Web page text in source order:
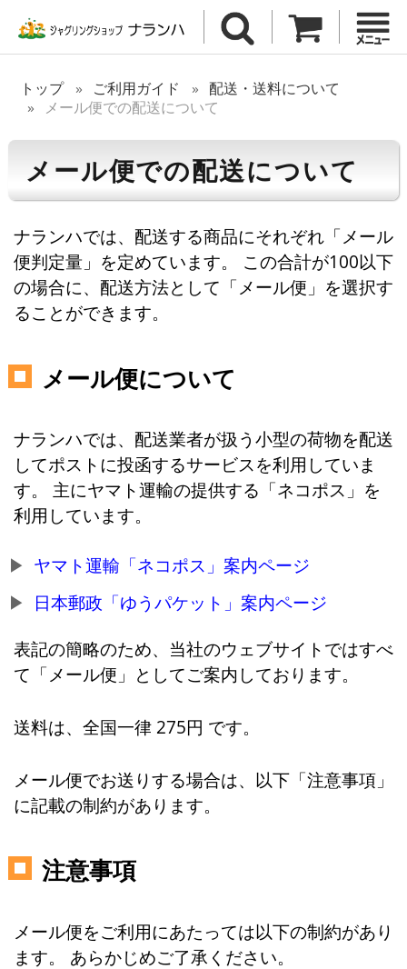
トップ ご利用ガイド
配送・送料について
メール便での配送について
メール便での配送について
ナランハでは、配送する商品にそれぞれ「メール
便判定量」を定めています。 この合計が100以下
の場合に、配送方法として「メール便」を選択す
ることができます。
メール便について
ナランハでは、配送業者が扱う小型の荷物を配送
してポストに投函するサービスを利用していま
す。 主にヤマト運輸の提供する「ネコポス」を
利用しています。
ヤマト運輸「ネコポス」案内ページ
日本郵政「ゆうパケット」案内ページ
表記の簡略のため、当社のウェブサイトではすべ
て「メール便」としてご案内しております。
送料は、全国一律 275円 です。
メール便でお送りする場合は、以下「注意事項」
に記載の制約があります。
注意事項
メール便をご利用にあたっては以下の制約があり
ます。 あらかじめご了承ください。